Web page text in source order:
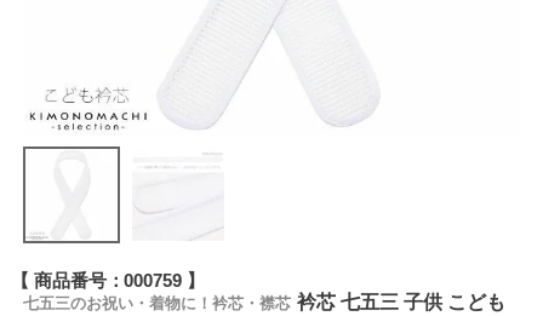
商品番号 000759
七五三のお祝い・着物に！衿芯・襟芯 衿芯 七五三 子供 こども